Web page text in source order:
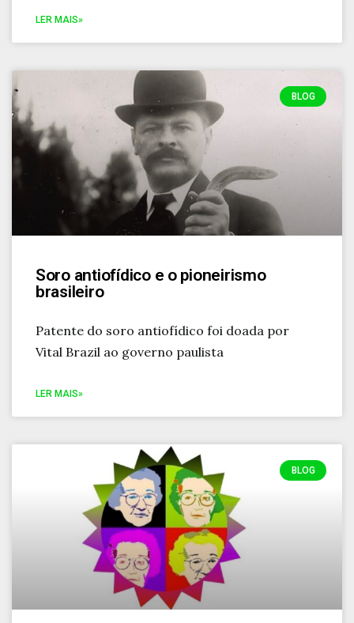
LER MAIS»
BLOG
Soro antiofídico e o pioneirismo
brasileiro
Patente do soro antiofídico foi doada por
Vital Brazil ao governo paulista
LER MAIS»
BLOG